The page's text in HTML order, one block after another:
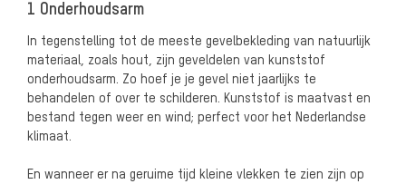
1 Onderhoudsarm
In tegenstelling tot de meeste gevelbekleding van natuurlijk
materiaal, zoals hout, zijn geveldelen van kunststof
onderhoudsarm. Zo hoef je je gevel niet jaarlijks te
behandelen of over te schilderen. Kunststof is maatvast en
bestand tegen weer en wind; perfect voor het Nederlandse
klimaat.
En wanneer er na geruime tijd kleine vlekken te zien zijn op